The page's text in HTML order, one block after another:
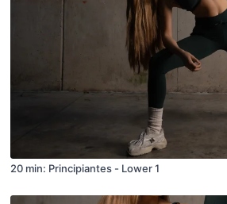
20 min: Principiantes - Lower 1